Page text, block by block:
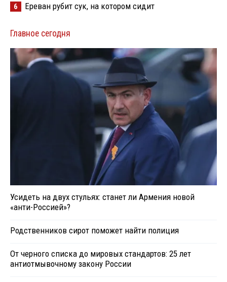
6 Ереван рубит сук, на котором сидит
Главное сегодня
Усидеть на двух стульях: станет ли Армения новой
«анти-Россией»?
Родственников сирот поможет найти полиция
От черного списка до мировых стандартов: 25 лет
антиотмывочному закону России